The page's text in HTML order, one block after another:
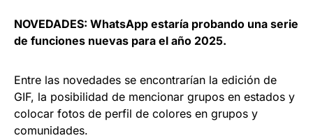
NOVEDADES: WhatsApp estaría probando una serie
de funciones nuevas para el año 2025.
Entre las novedades se encontrarían la edición de
GIF, la posibilidad de mencionar grupos en estados y
colocar fotos de perfil de colores en grupos y
comunidades.